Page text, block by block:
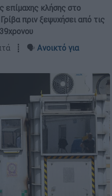
επίμαχης κλήσης στο
πριν ξεψυχήσει από τις
┋ 🗣️ Ανοικτό για